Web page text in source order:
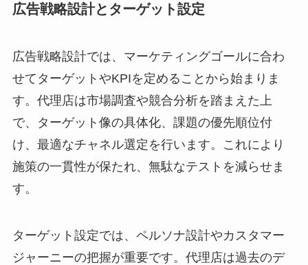
広告戦略設計とターゲット設定
広告戦略設計では、マーケティングゴールに合わ
せてターゲットやKPIを定めることから始まりま
す。代理店は市場調査や競合分析を踏まえた上
で、ターゲット像の具体化、課題の優先順位付
け、最適なチャネル選定を行います。これにより
施策の一貫性が保たれ、無駄なテストを減らせま
す。
ターゲット設定では、ペルソナ設計やカスタマー
ジャーニーの把握が重要です。代理店は過去のデ